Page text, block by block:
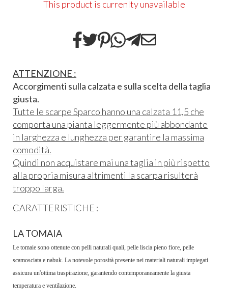
This product is currenlty unavailable
ATTENZIONE :
Accorgimenti sulla calzata e sulla scelta della taglia
giusta.
Tutte le scarpe Sparco hanno una calzata 11,5 che
comporta una pianta leggermente più abbondante
in larghezza e lunghezza per garantire la massima
comodità.
Quindi non acquistare mai una taglia in più rispetto
alla propria misura altrimenti la scarpa risulterà
troppo larga.
CARATTERISTICHE :
LA TOMAIA
Le tomaie sono ottenute con pelli naturali quali, pelle liscia pieno fiore, pelle
scamosciata e nabuk. La notevole porosità presente nei materiali naturali impiegati
assicura un'ottima traspirazione, garantendo contemporaneamente la giusta
temperatura e ventilazione.